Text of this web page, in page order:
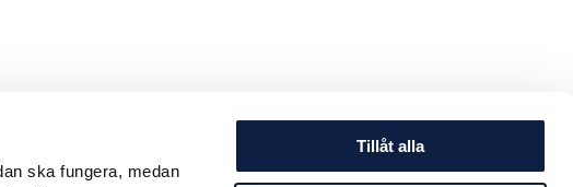
ska fungera, medan
Tillåt alla